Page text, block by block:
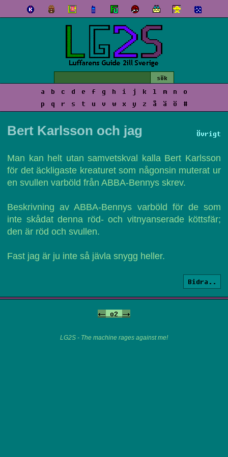
a b c d e f g h i j k l m n
o
p
q r s t u v w x y z å ä ö #
Övrigt
Bert Karlsson och jag
Man kan helt utan samvetskval kalla Bert Karlsson
för det äckligaste kreaturet som någonsin muterat ur
en svullen varböld från ABBA-Bennys skrev.
Beskrivning av ABBA-Bennys varböld för de som
inte skådat denna röd- och vitnyanserade köttsfär;
den är röd och svullen.
Fast jag är ju inte så jävla snygg heller.
Bidra..
<- o2 ->
LG2S - The machine rages against me!